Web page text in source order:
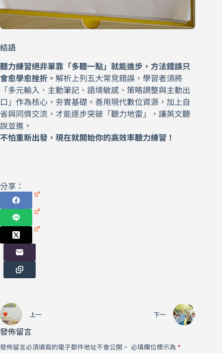
結語
聽力練習絕非單靠「多聽一點」就能進步，方法錯誤只
會愈學愈挫折。 解析上列五大常見錯誤，學習者須將
「多元輸入、主動筆記、語境敏感、策略調整與主動出
口」作為核心，夯實基礎。善用現代數位資源，加上自
省與同儕交流，才能逐步突破「聽力地雷」，讓英文聽
說並進。
不怕重新出發，現在就開始你的高效率聽力練習！
分享：
上一 下一
發佈留言
發佈留言必須填寫的電子郵件地址不會公開。 必填欄位標示為 *